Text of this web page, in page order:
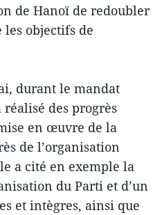
de Hanoï de redoubler
objectifs de
durant le mandat
réalisé des progrès
en œuvre de la
de l’organisation
a cité en exemple la
du Parti et d’un
et intègres, ainsi que